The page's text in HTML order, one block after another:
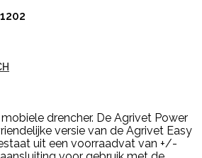
drencher. De Agrivet Power
versie van de Agrivet Easy
uit een voorraadvat van +/-